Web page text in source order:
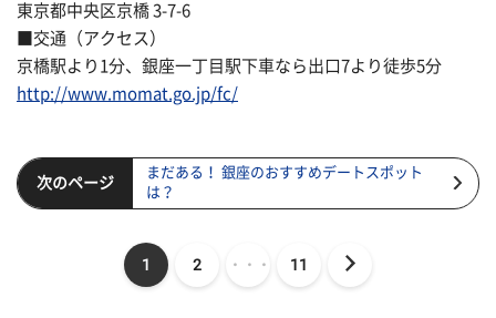
東京都中央区京橋 3-7-6
■交通（アクセス）
京橋駅より1分、銀座一丁目駅下車なら出口7より徒歩5分
http://www.momat.go.jp/fc/
次のページ
まだある！ 銀座のおすすめデートスポット
は？
1 2 ・・・ 11